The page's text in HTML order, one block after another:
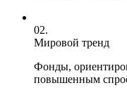
02.
Мировой тренд
Фонды,
повышенным